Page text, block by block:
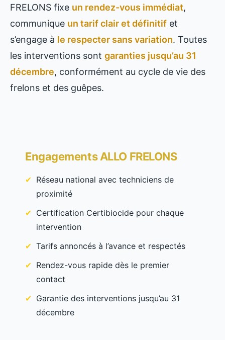
FRELONS fixe un rendez-vous immédiat,
communique un tarif clair et définitif et
s’engage à le respecter sans variation. Toutes
les interventions sont garanties jusqu’au 31
décembre, conformément au cycle de vie des
frelons et des guêpes.
Engagements ALLO FRELONS
Réseau national avec techniciens de
proximité
Certification Certibiocide pour chaque
intervention
Tarifs annoncés à l’avance et respectés
Rendez-vous rapide dès le premier
contact
Garantie des interventions jusqu’au 31
décembre